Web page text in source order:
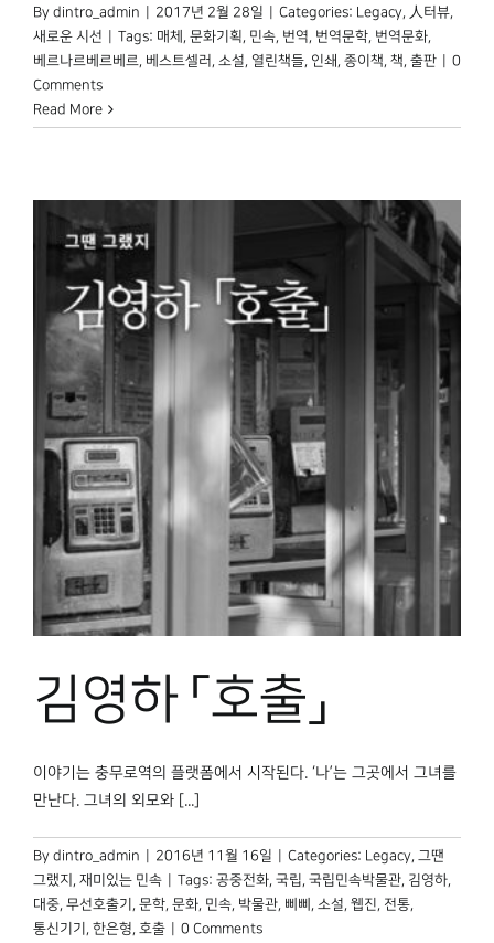
By dintro_admin 2017년 2월 28일 Categories: Legacy, 人터뷰,
새로운 시선
Tags: 매체 , 문화기획, 민속, 번역, 번역문학, 번역문화,
베르나르베르베르, 베스트셀러 , 소설, 열린책들, 인쇄 , 종이책, 책, 출판
0
Comments
Read More
김영하 「호출」
이야기는 충무로역의 플랫폼에서 시작된다. ‘나’는 그곳에서 그녀를
만난다. 그녀의 외모와 [...]
By dintro_admin 2016년 11월 16일 Categories: Legacy, 그땐
그랬지 , 재미있는 민속 Tags: 공중전화, 국립, 국립민속박물관, 김영하,
대중, 무선호출기 , 문학, 문화, 민속, 박물관, 삐삐 , 소설, 웹진, 전통,
통신기기 , 한은형, 호출
0 Comments